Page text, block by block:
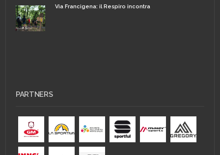
Via Francigena: il Respiro incontra
PARTNERS